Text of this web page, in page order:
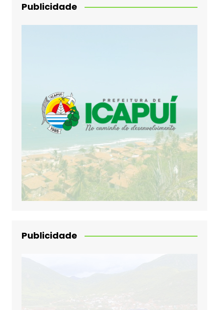
Publicidade
Publicidade